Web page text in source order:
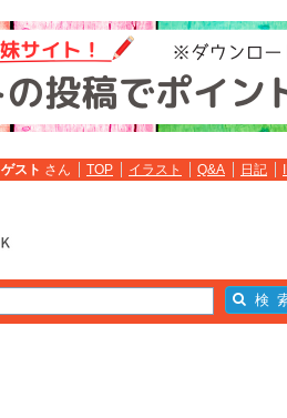
ゲスト さん TOP イラスト Q&A 日記